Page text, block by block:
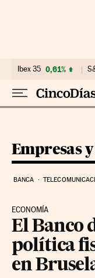
Ibex 35 0,61%
Empresas
BANCA
ECONOMÍA
El Banco
política
en